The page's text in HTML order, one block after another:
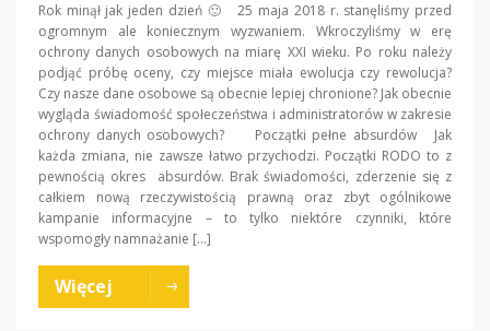
Rok minął jak jeden dzień 🙂 25 maja 2018 r. stanęliśmy przed
ogromnym ale koniecznym wyzwaniem. Wkroczyliśmy w erę
ochrony danych osobowych na miarę XXI wieku. Po roku należy
podjąć próbę oceny, czy miejsce miała ewolucja czy rewolucja?
Czy nasze dane osobowe są obecnie lepiej chronione? Jak obecnie
wygląda świadomość społeczeństwa i administratorów w zakresie
ochrony danych osobowych? Początki pełne absurdów Jak
każda zmiana, nie zawsze łatwo przychodzi. Początki RODO to z
pewnością okres absurdów. Brak świadomości, zderzenie się z
całkiem nową rzeczywistością prawną oraz zbyt ogólnikowe
kampanie informacyjne – to tylko niektóre czynniki, które
wspomogły namnażanie […]
Więcej